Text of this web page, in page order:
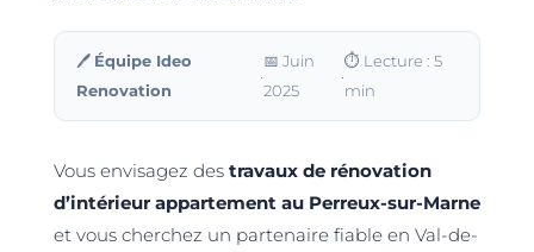
🖊️ Équipe Ideo
Renovation
·
📅Juin
2025
·
⏱️ Lecture : 5
min
Vous envisagez des travaux de rénovation
d’intérieur appartement au Perreux-sur-Marne
et vous cherchez un partenaire fiable en Val-de-